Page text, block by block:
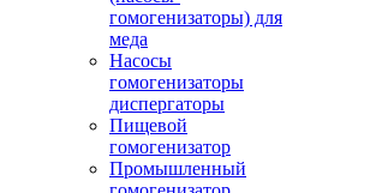
гомогенизаторы) для
меда
Насосы
гомогенизаторы
диспергаторы
Пищевой
гомогенизатор
Промышленный